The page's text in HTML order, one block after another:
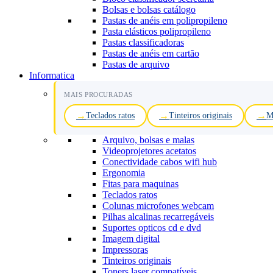
Bolsas e bolsas catálogo
Pastas de anéis em polipropileno
Pasta elásticos polipropileno
Pastas classificadoras
Pastas de anéis em cartão
Pastas de arquivo
Informatica
MAIS PROCURADAS
Teclados ratos Tinteiros originais
Arquivo, bolsas e malas
Videoprojetores acetatos
Conectividade cabos wifi hub
Ergonomia
Fitas para maquinas
Teclados ratos
Colunas microfones webcam
Pilhas alcalinas recarregáveis
Suportes opticos cd e dvd
Imagem digital
Impressoras
Tinteiros originais